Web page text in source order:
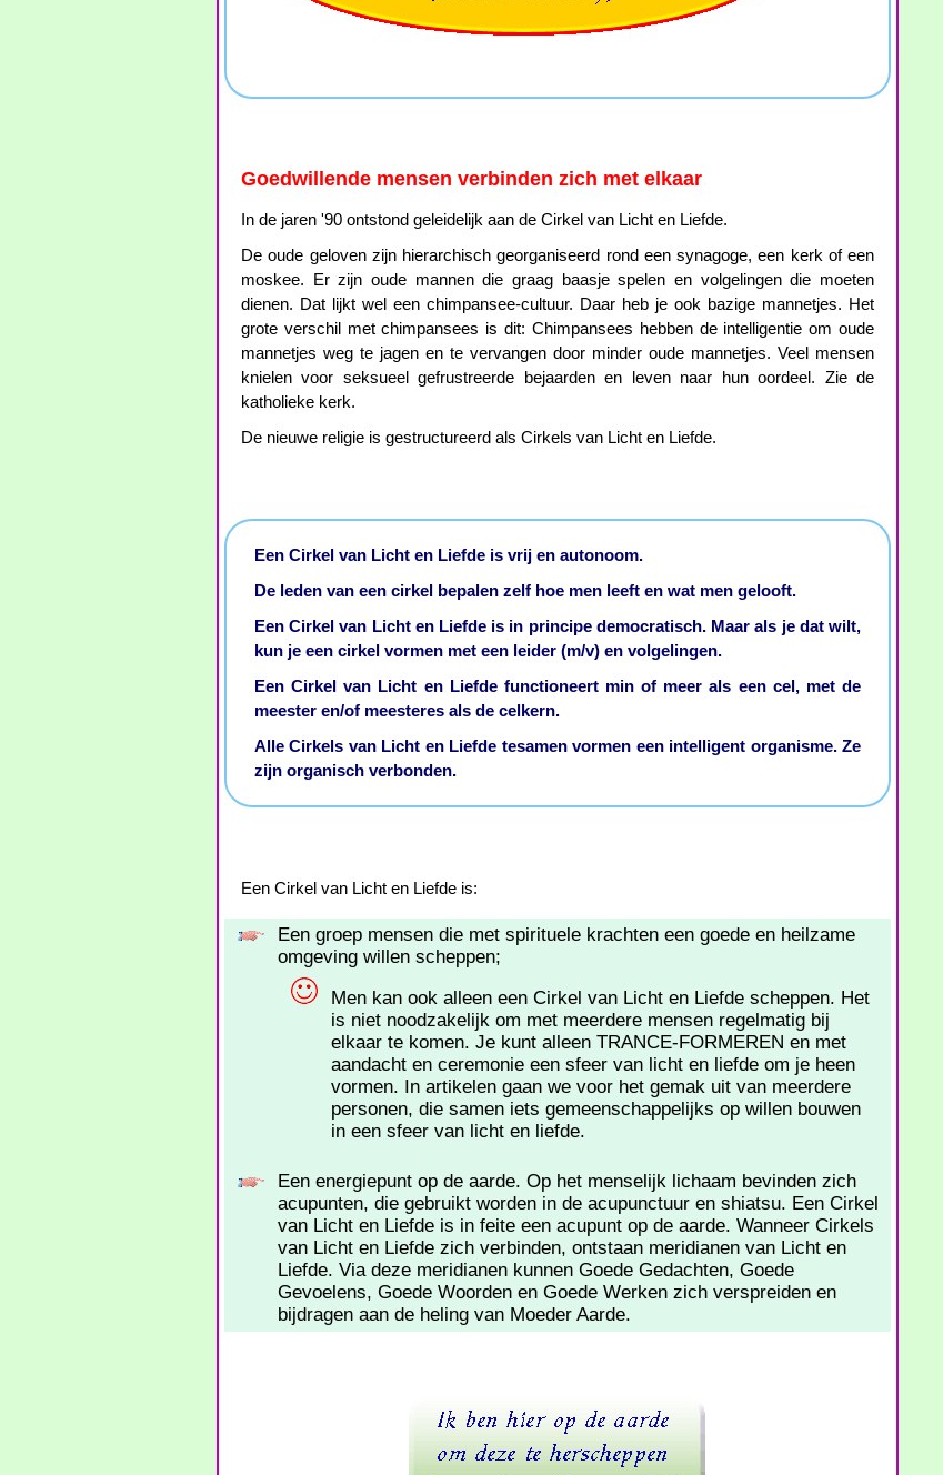
Goedwillende mensen verbinden zich met elkaar
In de jaren '90 ontstond geleidelijk aan de Cirkel van Licht en Liefde.
De oude geloven zijn hierarchisch georganiseerd rond een synagoge, een kerk of een
moskee. Er zijn oude mannen die graag baasje spelen en volgelingen die moeten
dienen. Dat lijkt wel een chimpansee-cultuur. Daar heb je ook bazige mannetjes. Het
grote verschil met chimpansees is dit: Chimpansees hebben de intelligentie om oude
mannetjes weg te jagen en te vervangen door minder oude mannetjes. Veel mensen
knielen voor seksueel gefrustreerde bejaarden en leven naar hun oordeel. Zie de
katholieke kerk.
De nieuwe religie is gestructureerd als Cirkels van Licht en Liefde.
Een Cirkel van Licht en Liefde is vrij en autonoom.
De leden van een cirkel bepalen zelf hoe men leeft en wat men gelooft.
Een Cirkel van Licht en Liefde is in principe democratisch. Maar als je dat wilt,
kun je een cirkel vormen met een leider (m/v) en volgelingen.
Een Cirkel van Licht en Liefde functioneert min of meer als een cel, met de
meester en/of meesteres als de celkern.
Alle Cirkels van Licht en Liefde tesamen vormen een intelligent organisme. Ze
zijn organisch verbonden.
Een Cirkel van Licht en Liefde is:
Een groep mensen die met spirituele krachten een goede en heilzame
omgeving willen scheppen;
Men kan ook alleen een Cirkel van Licht en Liefde scheppen. Het
is niet noodzakelijk om met meerdere mensen regelmatig bij
elkaar te komen. Je kunt alleen TRANCE-FORMEREN en met
aandacht en ceremonie een sfeer van licht en liefde om je heen
vormen. In artikelen gaan we voor het gemak uit van meerdere
personen, die samen iets gemeenschappelijks op willen bouwen
in een sfeer van licht en liefde.
Een energiepunt op de aarde. Op het menselijk lichaam bevinden zich
acupunten, die gebruikt worden in de acupunctuur en shiatsu. Een Cirkel
van Licht en Liefde is in feite een acupunt op de aarde. Wanneer Cirkels
van Licht en Liefde zich verbinden, ontstaan meridianen van Licht en
Liefde. Via deze meridianen kunnen Goede Gedachten, Goede
Gevoelens, Goede Woorden en Goede Werken zich verspreiden en
bijdragen aan de heling van Moeder Aarde.